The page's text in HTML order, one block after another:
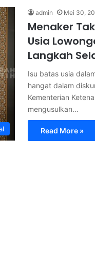
admin Mei 30,
Menaker
Usia
Langkah
Isu batas usia
hangat dalam
Kementerian
mengusulkan…
Read More »